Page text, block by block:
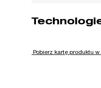
Pobierz kartę produktu w